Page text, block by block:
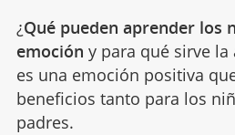
¿Qué pueden aprender los
emoción y para qué sirve la
es una emoción positiva
beneficios tanto para los
padres.